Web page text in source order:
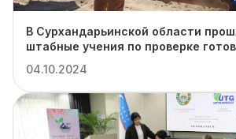
В Сурхандарьинской области
штабные учения по проверке
отопительному сезону.
04.10.2024